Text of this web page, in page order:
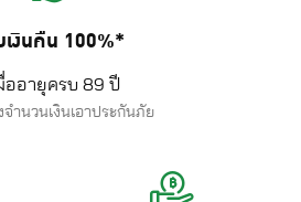
เงินคืน 100%*
ออายุครบ 89 ปี
จำนวนเงินเอาประกันภัย